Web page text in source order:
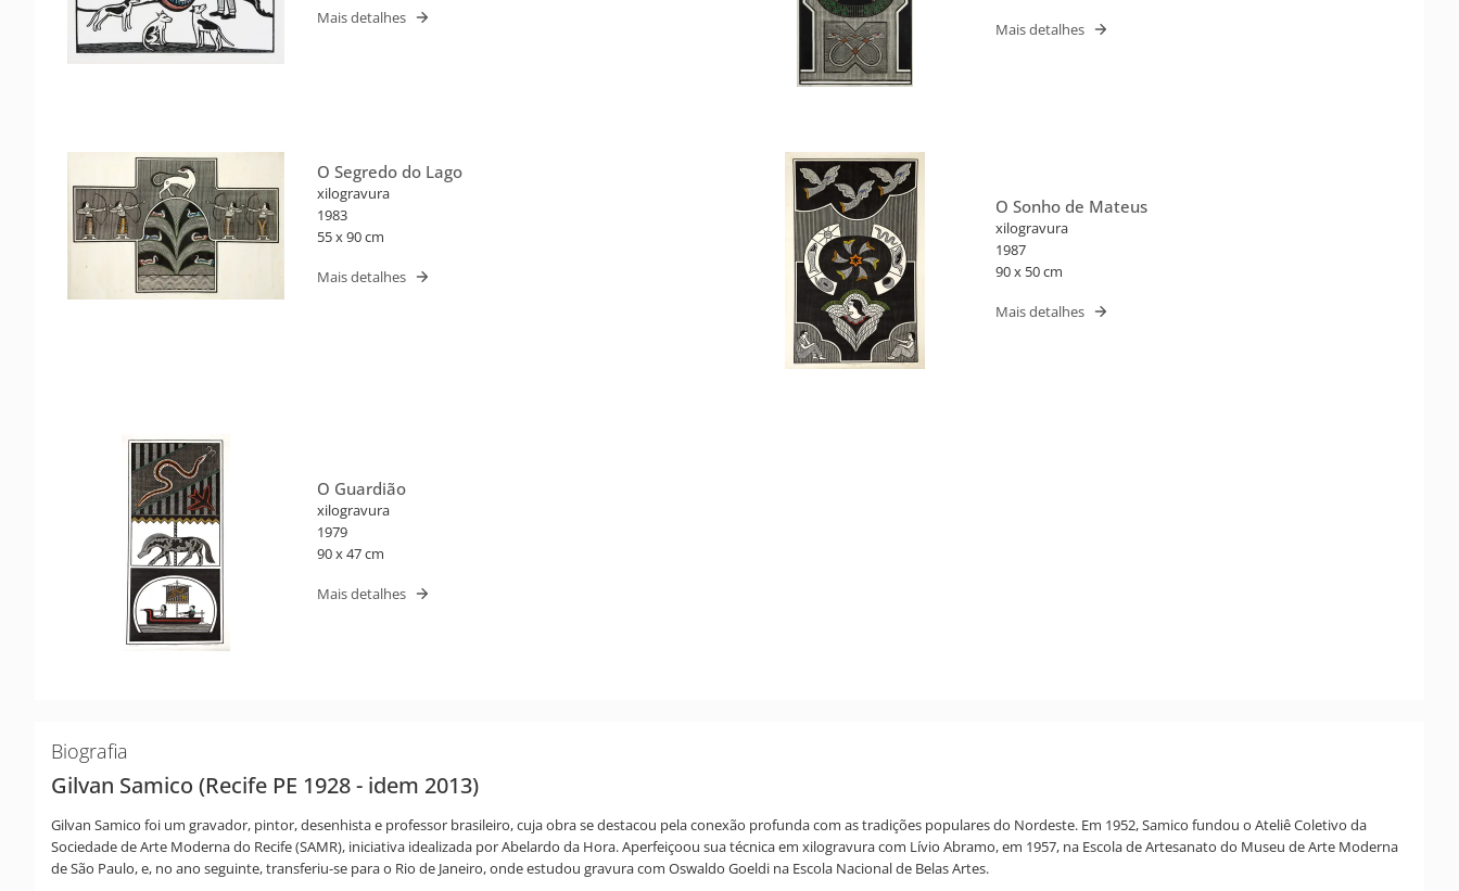
Mais detalhes
Mais detalhes
O Segredo do Lago
xilogravura
1983
55 x 90 cm
Mais detalhes
O Sonho de Mateus
xilogravura
1987
90 x 50 cm
Mais detalhes
O Guardião
xilogravura
1979
90 x 47 cm
Mais detalhes
Biografia
Gilvan Samico (Recife PE 1928 - idem 2013)
Gilvan Samico foi um gravador, pintor, desenhista e professor brasileiro, cuja obra se destacou pela conexão profunda com as tradições populares do Nordeste. Em 1952, Samico fundou o Ateliê Coletivo da
Sociedade de Arte Moderna do Recife (SAMR), iniciativa idealizada por Abelardo da Hora. Aperfeiçoou sua técnica em xilogravura com Lívio Abramo, em 1957, na Escola de Artesanato do Museu de Arte Moderna
de São Paulo, e, no ano seguinte, transferiu-se para o Rio de Janeiro, onde estudou gravura com Oswaldo Goeldi na Escola Nacional de Belas Artes.